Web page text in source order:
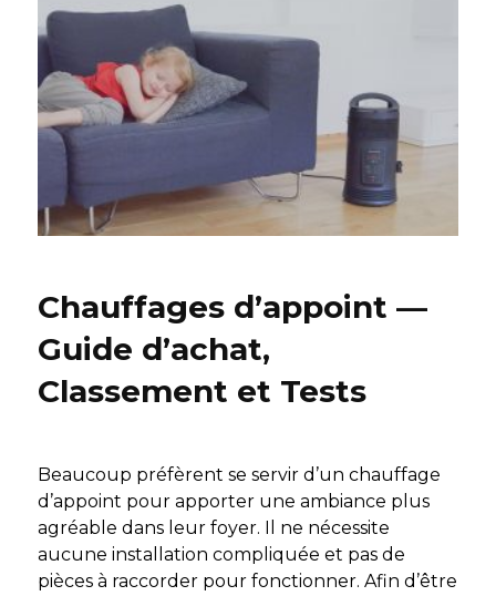
Chauffages d’appoint —
Guide d’achat,
Classement et Tests
Beaucoup préfèrent se servir d’un chauffage
d’appoint pour apporter une ambiance plus
agréable dans leur foyer. Il ne nécessite
aucune installation compliquée et pas de
pièces à raccorder pour fonctionner. Afin d’être